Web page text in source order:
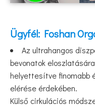
Ügyfél: Foshan
Az ultrahangos
bevonatok
helyettesítve finomabb
elérése érdekében.
Külső cirkulációs